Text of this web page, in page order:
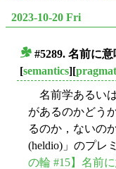
2023-10-20 Fri
#5289. 名前に
[semantics][
名前学あるい
があるのかどう
るのか，ないの
(heldio)」のプレ
の輪 #15】名前